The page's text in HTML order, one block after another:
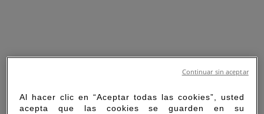
Al hacer clic en “Aceptar todas las cookies”, usted
acepta que las cookies se guarden en su
Continuar sin aceptar